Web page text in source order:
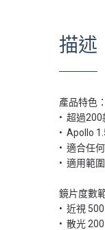
描述
產品特色：
•⁠ ⁠超過
•⁠ ⁠Apollo
•⁠ ⁠適合任
•⁠ ⁠適用範
鏡片度數
•⁠ ⁠近視
•⁠ ⁠散光